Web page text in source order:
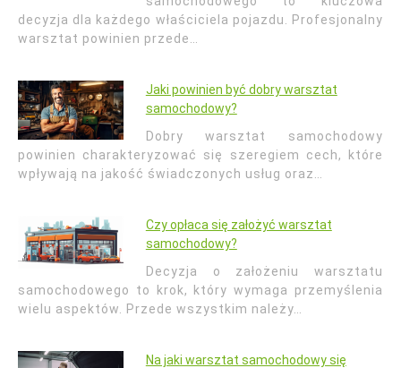
decyzja dla każdego właściciela pojazdu. Profesjonalny
warsztat powinien przede…
Jaki powinien być dobry warsztat
samochodowy?
Dobry warsztat samochodowy
powinien charakteryzować się szeregiem cech, które
wpływają na jakość świadczonych usług oraz…
Czy opłaca się założyć warsztat
samochodowy?
Decyzja o założeniu warsztatu
samochodowego to krok, który wymaga przemyślenia
wielu aspektów. Przede wszystkim należy…
Na jaki warsztat samochodowy się